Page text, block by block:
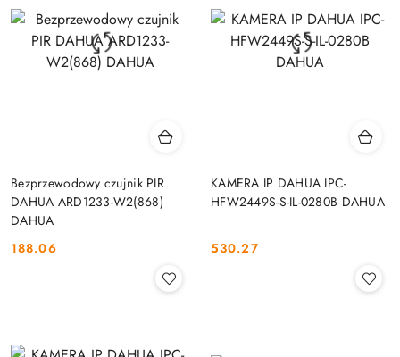
Bezprzewodowy czujnik PIR
DAHUA ARD1233-W2(868)
DAHUA
Cena:
188.06
KAMERA IP DAHUA IPC-
HFW2449S-S-IL-0280B DAHUA
Cena:
530.27